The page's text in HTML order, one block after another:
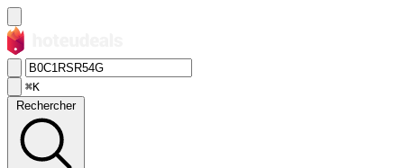
⌘K
Rechercher